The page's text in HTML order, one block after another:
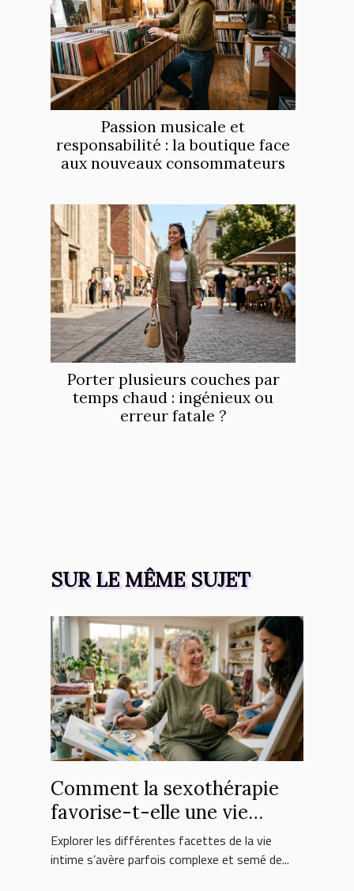
Passion musicale et
responsabilité : la boutique face
aux nouveaux consommateurs
Porter plusieurs couches par
temps chaud : ingénieux ou
erreur fatale ?
SUR LE MÊME SUJET
Comment la sexothérapie
favorise-t-elle une vie
intime épanouie ?
Explorer les différentes facettes de la vie
intime s’avère parfois complexe et semé de...